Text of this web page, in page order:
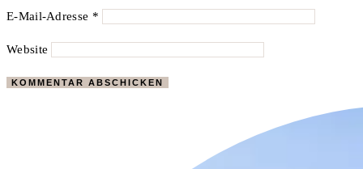
E-Mail-Adresse *
Website